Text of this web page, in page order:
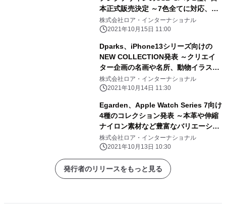
本正式販売決定 ～7色全てに対応、高
速データ通信を実現、期間限定で先行
販売＆キャンペーン実施中～
株式会社ロア・インターナショナル
2021年10月15日 11:00
Dparks、iPhone13シリーズ向けの
NEW COLLECTION発表 ～クリエイ
ター企画の名画や名所、動物イラスト
のオリジナルデザインをラインアップ
～
株式会社ロア・インターナショナル
2021年10月14日 11:30
Egarden、Apple Watch Series 7向け
4種のコレクション発表 ～本革や伸縮
ナイロン素材など豊富なバリエーショ
ン～
株式会社ロア・インターナショナル
2021年10月13日 10:30
発行者のリリースをもっと見る